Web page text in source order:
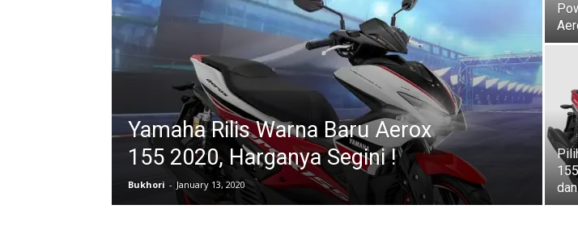
Yamaha Rilis Warna Baru Aerox
155 2020, Harganya Segini !
Bukhori - January 13, 2020